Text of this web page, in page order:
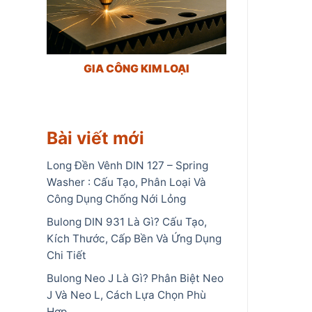
GIA CÔNG KIM LOẠI
Bài viết mới
Long Đền Vênh DIN 127 – Spring
Washer : Cấu Tạo, Phân Loại Và
Công Dụng Chống Nới Lỏng
Bulong DIN 931 Là Gì? Cấu Tạo,
Kích Thước, Cấp Bền Và Ứng Dụng
Chi Tiết
Bulong Neo J Là Gì? Phân Biệt Neo
J Và Neo L, Cách Lựa Chọn Phù